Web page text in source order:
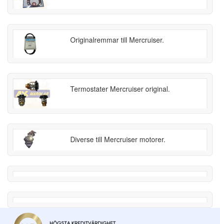
Originalremmar till Mercruiser.
Termostater Mercruiser original.
Diverse till Mercruiser motorer.